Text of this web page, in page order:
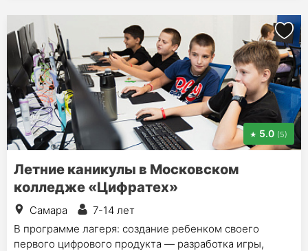
5.0 (5)
Летние каникулы в Московском
колледже «Цифратех»
Самара
7-14 лет
В программе лагеря: создание ребенком своего
первого цифрового продукта — разработка игры,